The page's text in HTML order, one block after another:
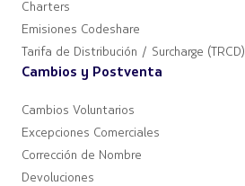
Charters
Emisiones Codeshare
Tarifa de Distribución / Surcharge (TRCD)
Cambios y Postventa
Cambios Voluntarios
Excepciones Comerciales
Corrección de Nombre
Devoluciones